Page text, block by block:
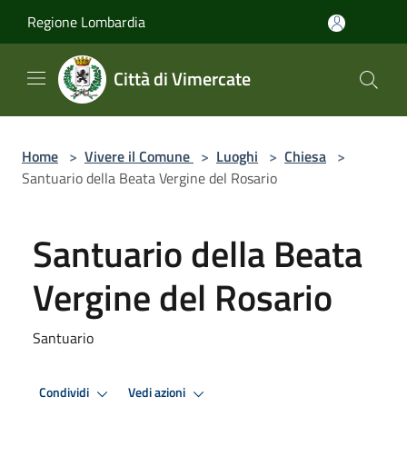
Regione Lombardia
Città di Vimercate
Home > Vivere il Comune > Luoghi > Chiesa >
Santuario della Beata Vergine del Rosario
Santuario della Beata
Vergine del Rosario
Santuario
Condividi Vedi azioni